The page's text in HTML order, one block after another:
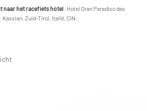
naar het racefiets hotel: Hotel Gran Paradiso des
Kassian, Zuid-Tirol, Italië, CIN: